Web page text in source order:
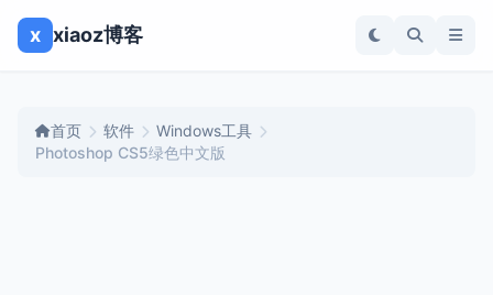
x xiaoz博客
首页 软件
Windows工具
Photoshop CS5绿色中文版